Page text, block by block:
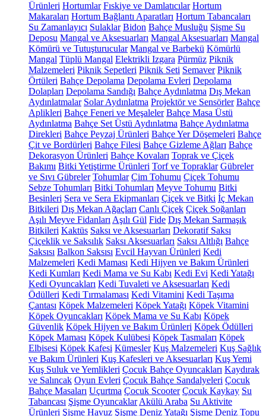
Ürünleri Hortumlar Fıskiye ve Damlatıcılar Hortum
Makaraları Hortum Bağlantı Aparatları Hortum Tabancaları
Su Zamanlayıcı Sulaklar Bidon Bahçe Musluğu Şişme Su
Deposu Mangal ve Aksesuarları Mangal Aksesuarları Mangal
Kömürü ve Tutuşturucular Mangal ve Barbekü Kömürlü
Mangal Tüplü Mangal Elektrikli Izgara Pürmüz Piknik
Malzemeleri Piknik Sepetleri Piknik Seti Semaver Piknik
Örtüleri Bahçe Depolama Depolama Evleri Depolama
Dolapları Depolama Sandığı Bahçe Aydınlatma Dış Mekan
Aydınlatmalar Solar Aydınlatma Projektör ve Sensörler Bahçe
Aplikleri Bahçe Feneri ve Meşaleler Bahçe Masa Üstü
Aydınlatma Bahçe Set Üstü Aydınlatma Bahçe Aydınlatma
Direkleri Bahçe Peyzaj Ürünleri Bahçe Yer Döşemeleri Bahçe
Çit ve Bordürleri Bahçe Filesi Bahçe Gizleme Ağları Bahçe
Dekorasyon Ürünleri Bahçe Kovaları Toprak ve Çiçek
Bakımı Bitki Yetiştirme Ürünleri Torf ve Topraklar Gübreler
ve Sıvı Gübreler Tohumlar Çim Tohumu Çiçek Tohumu
Sebze Tohumları Bitki Tohumları Meyve Tohumu Bitki
Besinleri Sera ve Sera Ekipmanları Çiçek ve Bitki İç Mekan
Bitkileri Dış Mekan Ağaçları Canlı Çiçek Çiçek Soğanları
Aşılı Meyve Fidanları Aşılı Gül Fide Dış Mekan Sarmaşık
Bitkileri Kaktüs Saksı ve Aksesuarları Dekoratif Saksı
Çiçeklik ve Saksılık Saksı Aksesuarları Saksı Altlığı Bahçe
Saksısı Balkon Saksısı Evcil Hayvan Ürünleri Kedi
Malzemeleri Kedi Maması Kedi Hijyen ve Bakım Ürünleri
Kedi Kumları Kedi Mama ve Su Kabı Kedi Evi Kedi Yatağı
Kedi Oyuncakları Kedi Tuvaleti ve Aksesuarları Kedi
Ödülleri Kedi Tırmalaması Kedi Vitamini Kedi Taşıma
Çantası Köpek Malzemeleri Köpek Yatağı Köpek Vitamini
Köpek Oyuncakları Köpek Mama ve Su Kabı Köpek
Güvenlik Köpek Hijyen ve Bakım Ürünleri Köpek Ödülleri
Köpek Maması Köpek Kulübesi Köpek Tasmaları Köpek
Elbisesi Köpek Kafesi Kümesler Kuş Malzemeleri Kuş Sağlık
ve Bakım Ürünleri Kuş Kafesleri ve Aksesuarları Kuş Yemi
Kuş Suluk ve Yemlikleri Çocuk Bahçe Oyuncakları Kaydırak
ve Salıncak Oyun Evleri Çocuk Bahçe Sandalyeleri Çocuk
Bahçe Masaları Uçurtma Çocuk Scooter Çocuk Kaykay Su
Tabancası Şişme Oyuncaklar Akülü Araba Su Aktivite
Ürünleri Şişme Havuz Şişme Deniz Yatağı Şişme Deniz Topu